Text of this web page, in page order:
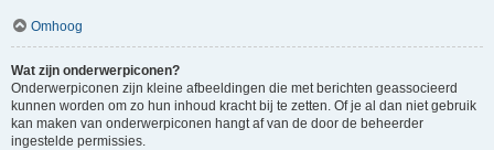
Omhoog
Wat zijn onderwerpiconen?
Onderwerpiconen zijn kleine afbeeldingen die met berichten geassocieerd
kunnen worden om zo hun inhoud kracht bij te zetten. Of je al dan niet gebruik
kan maken van onderwerpiconen hangt af van de door de beheerder
ingestelde permissies.